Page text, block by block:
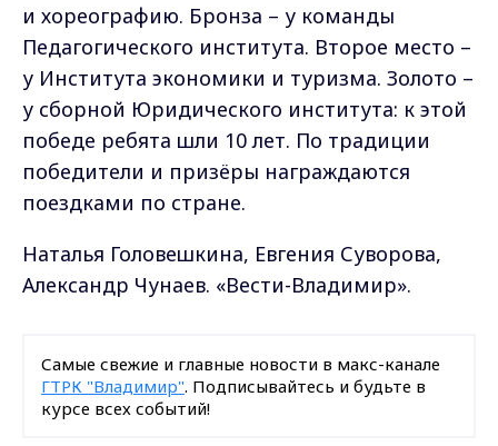
и хореографию. Бронза – у команды
Педагогического института. Второе место –
у Института экономики и туризма. Золото –
у сборной Юридического института: к этой
победе ребята шли 10 лет. По традиции
победители и призёры награждаются
поездками по стране.
Наталья Головешкина, Евгения Суворова,
Александр Чунаев. «Вести-Владимир».
Самые свежие и главные новости в макс-канале
ГТРК "Владимир". Подписывайтесь и будьте в
курсе всех событий!